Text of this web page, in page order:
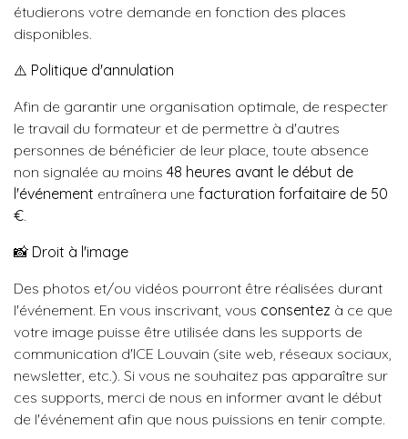
étudierons votre demande en fonction des places
disponibles.
⚠️ Politique d'annulation
Afin de garantir une organisation optimale, de respecter
le travail du formateur et de permettre à d'autres
personnes de bénéficier de leur place, toute absence
non signalée au moins 48 heures avant le début de
l'événement entraînera une facturation forfaitaire de 50
€.
📸 Droit à l'image
Des photos et/ou vidéos pourront être réalisées durant
l'événement. En vous inscrivant, vous consentez à ce que
votre image puisse être utilisée dans les supports de
communication d'ICE Louvain (site web, réseaux sociaux,
newsletter, etc.). Si vous ne souhaitez pas apparaître sur
ces supports, merci de nous en informer avant le début
de l'événement afin que nous puissions en tenir compte.